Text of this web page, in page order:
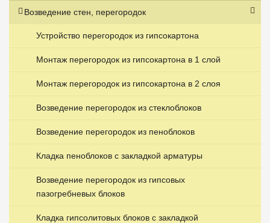
Возведение стен, перегородок
Устройство перегородок из гипсокартона
Монтаж перегородок из гипсокартона в 1 слой
Монтаж перегородок из гипсокартона в 2 слоя
Возведение перегородок из стеклоблоков
Возведение перегородок из пеноблоков
Кладка пеноблоков с закладкой арматуры
Возведение перегородок из гипсовых
пазогребневых блоков
Кладка гипсолитовых блоков с закладкой